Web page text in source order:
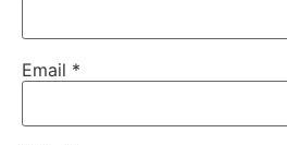
Email *